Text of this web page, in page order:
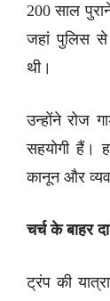
200 साल
जहां पुलिस से
थी।
उन्होंने रोज
सहयोगी हैं।
कानून और
चर्च के बाहर
ट्रंप की